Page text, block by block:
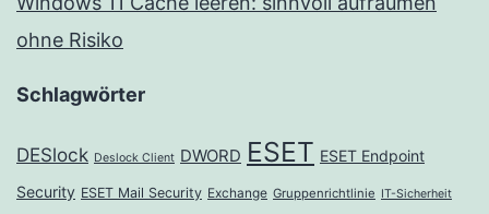
ohne Risiko
Schlagwörter
DESlock Deslock Client DWORD ESET ESET Endpoint
Security ESET Mail Security Exchange Gruppenrichtlinie IT-Sicherheit